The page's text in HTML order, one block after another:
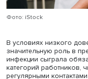
По данным опроса,
прививки или
людей с высшим
стремлением части
ответ.